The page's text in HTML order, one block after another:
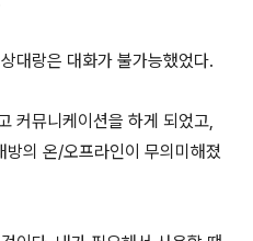
대랑은 대화가 불가능했었다.
커뮤니케이션을 하게 되었고,
의 온/오프라인이 무의미해졌